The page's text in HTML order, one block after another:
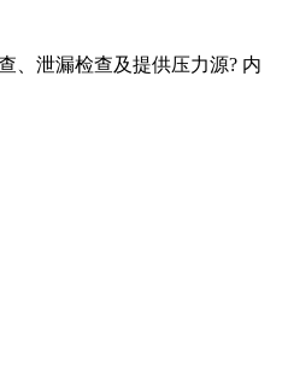
、泄漏检查及提供压力源? 内